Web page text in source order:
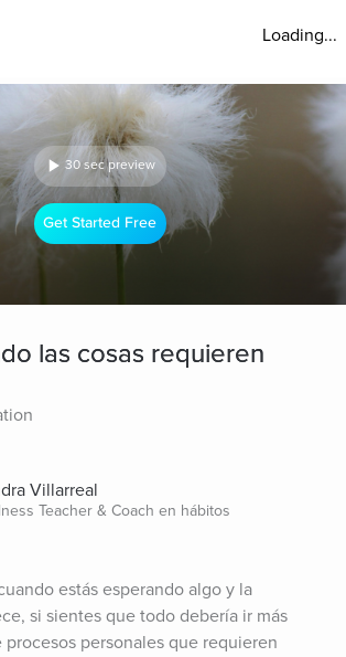
Loading...
30 sec preview
Get Started Free
las cosas requieren
Villarreal
Teacher & Coach en hábitos
estás esperando algo y la
si sientes que todo debería ir más
procesos personales que requieren